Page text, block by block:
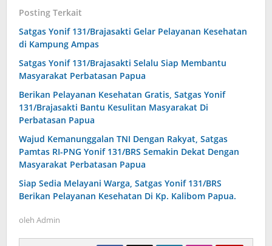
Posting Terkait
Satgas Yonif 131/Brajasakti Gelar Pelayanan Kesehatan
di Kampung Ampas
Satgas Yonif 131/Brajasakti Selalu Siap Membantu
Masyarakat Perbatasan Papua
Berikan Pelayanan Kesehatan Gratis, Satgas Yonif
131/Brajasakti Bantu Kesulitan Masyarakat Di
Perbatasan Papua
Wajud Kemanunggalan TNI Dengan Rakyat, Satgas
Pamtas RI-PNG Yonif 131/BRS Semakin Dekat Dengan
Masyarakat Perbatasan Papua
Siap Sedia Melayani Warga, Satgas Yonif 131/BRS
Berikan Pelayanan Kesehatan Di Kp. Kalibom Papua.
oleh Admin